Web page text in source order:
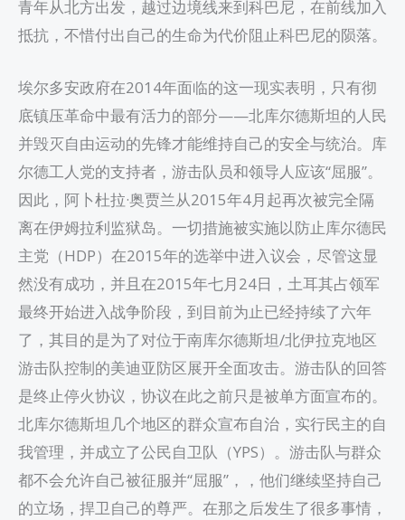
青年从北方出发，越过边境线来到科巴尼，在前线加入
抵抗，不惜付出自己的生命为代价阻止科巴尼的陨落。
埃尔多安政府在2014年面临的这一现实表明，只有彻
底镇压革命中最有活力的部分——北库尔德斯坦的人民
并毁灭自由运动的先锋才能维持自己的安全与统治。库
尔德工人党的支持者，游击队员和领导人应该“屈服”。
因此，阿卜杜拉·奥贾兰从2015年4月起再次被完全隔
离在伊姆拉利监狱岛。一切措施被实施以防止库尔德民
主党（HDP）在2015年的选举中进入议会，尽管这显
然没有成功，并且在2015年七月24日，土耳其占领军
最终开始进入战争阶段，到目前为止已经持续了六年
了，其目的是为了对位于南库尔德斯坦/北伊拉克地区
游击队控制的美迪亚防区展开全面攻击。游击队的回答
是终止停火协议，协议在此之前只是被单方面宣布的。
北库尔德斯坦几个地区的群众宣布自治，实行民主的自
我管理，并成立了公民自卫队（YPS）。游击队与群众
都不会允许自己被征服并“屈服”，，他们继续坚持自己
的立场，捍卫自己的尊严。在那之后发生了很多事情，